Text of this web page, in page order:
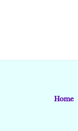
Home